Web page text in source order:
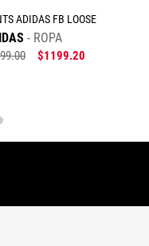
ADIDAS FB LOOSE
ROPA
.00 $1199.20